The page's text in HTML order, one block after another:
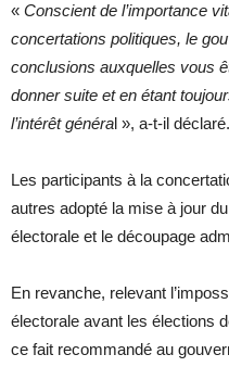
« Conscient de l’importance
concertations politiques, le
conclusions auxquelles vous
donner suite et en étant
l’intérêt général », a-t-il déclaré.
Les participants à la
autres adopté la mise à jour
électorale et le découpage
En revanche, relevant
électorale avant les élections
ce fait recommandé au